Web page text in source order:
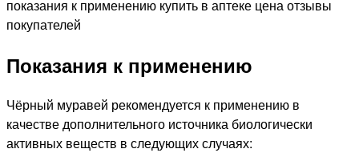
Показания к применению
Чёрный муравей рекомендуется к применению в
качестве дополнительного источника биологически
активных веществ в следующих случаях: